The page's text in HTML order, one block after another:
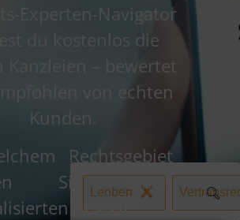
Experten-Navigator
du kostenlos die
Kanzleien – bewertet
von echten
Kunden.
Leoben
Rechtsgebiet
Sie einen
Anwalt?